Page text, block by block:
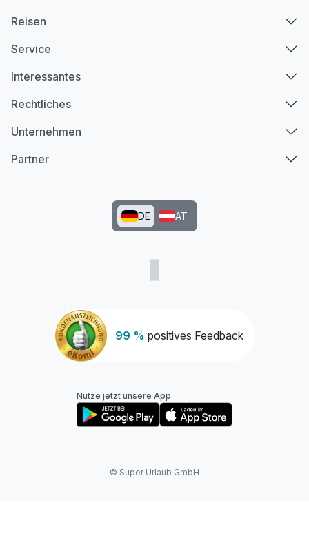
99 % positives Feedback
Reisen
Service
Interessantes
Rechtliches
Unternehmen
Partner
DE AT
Nutze jetzt unsere App
© Super Urlaub GmbH